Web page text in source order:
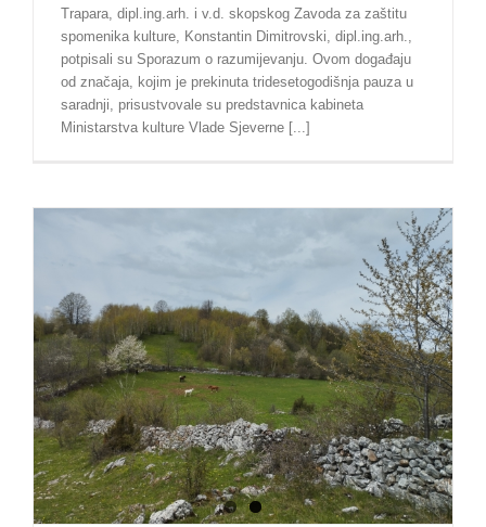
Trapara, dipl.ing.arh. i v.d. skopskog Zavoda za zaštitu
spomenika kulture, Konstantin Dimitrovski, dipl.ing.arh.,
potpisali su Sporazum o razumijevanju. Ovom događaju
od značaja, kojim je prekinuta tridesetogodišnja pauza u
saradnji, prisustvovale su predstavnica kabineta
Ministarstva kulture Vlade Sjeverne [...]